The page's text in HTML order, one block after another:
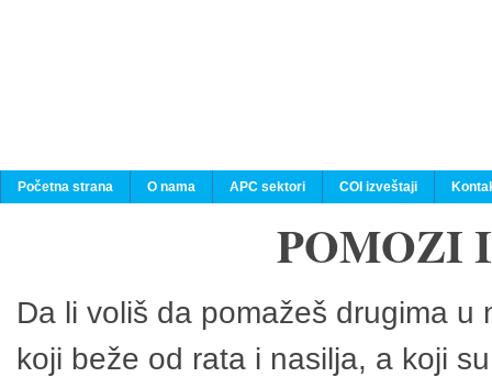
Početna strana O nama APC sektori COI izveštaji
POMOZI
Da li voliš da pomažeš drugima
koji beže od rata i nasilja, a koji